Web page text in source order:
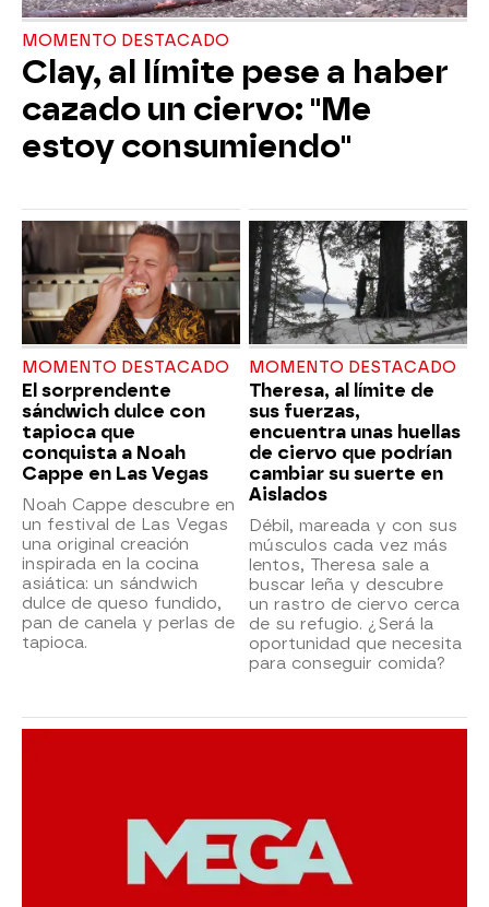
MOMENTO DESTACADO
Clay, al límite pese a haber
cazado un ciervo: "Me
estoy consumiendo"
MOMENTO DESTACADO
El sorprendente
sándwich dulce con
tapioca que
conquista a Noah
Cappe en Las Vegas
Noah Cappe descubre en
un festival de Las Vegas
una original creación
inspirada en la cocina
asiática: un sándwich
dulce de queso fundido,
pan de canela y perlas de
tapioca.
MOMENTO DESTACADO
Theresa, al límite de
sus fuerzas,
encuentra unas huellas
de ciervo que podrían
cambiar su suerte en
Aislados
Débil, mareada y con sus
músculos cada vez más
lentos, Theresa sale a
buscar leña y descubre
un rastro de ciervo cerca
de su refugio. ¿Será la
oportunidad que necesita
para conseguir comida?